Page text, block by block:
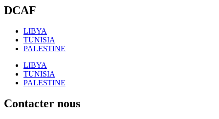
DCAF
LIBYA
TUNISIA
PALESTINE
LIBYA
TUNISIA
PALESTINE
Contacter nous